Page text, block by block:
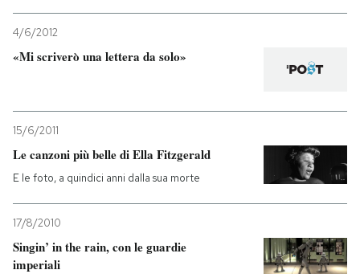
4/6/2012
«Mi scriverò una lettera da solo»
15/6/2011
Le canzoni più belle di Ella Fitzgerald
E le foto, a quindici anni dalla sua morte
17/8/2010
Singin’ in the rain, con le guardie
imperiali